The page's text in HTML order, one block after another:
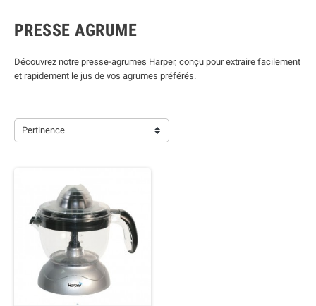
PRESSE AGRUME
Découvrez notre presse-agrumes Harper, conçu pour extraire facilement
et rapidement le jus de vos agrumes préférés.
Pertinence